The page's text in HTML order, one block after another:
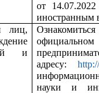
от
иностранным
лиц,
и
официальном
адресу:
науки и